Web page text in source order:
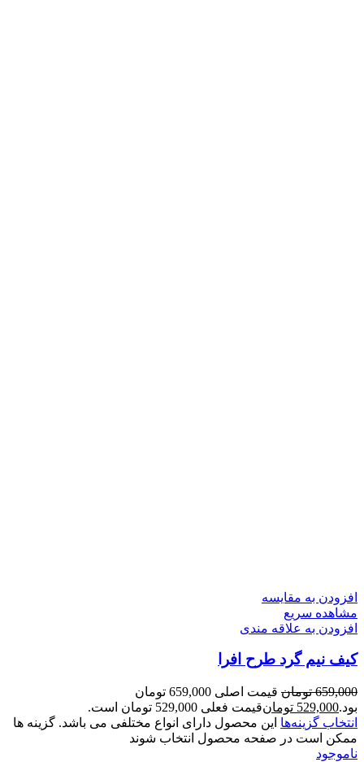
افزودن به مقایسه
مشاهده سریع
افزودن به علاقه مندی
کیف نیم گرد طرح افرا
659,000 تومان
قیمت اصلی 659,000 تومان
بود.529,000 تومانقیمت فعلی 529,000 تومان است.
انتخاب گزینه‌ها این محصول دارای انواع مختلفی می باشد. گزینه ها
ممکن است در صفحه محصول انتخاب شوند
ناموجود